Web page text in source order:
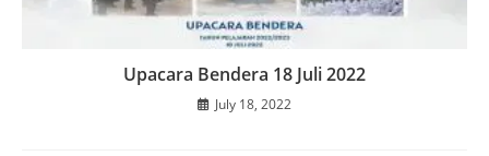
Upacara Bendera 18 Juli 2022
July 18, 2022